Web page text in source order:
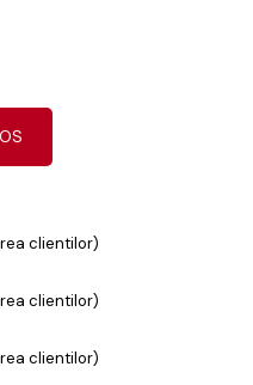
clientilor)
clientilor)
clientilor)